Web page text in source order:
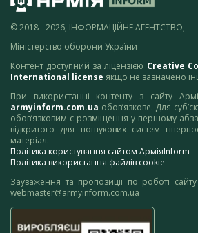
© 2018 - 2026, ІНФОРМАЦІЙНЕ АГЕНТСТВО,
Міністерство оборони України
Контент доступний за ліцензією Creative
International license якщо не зазначено
При використанні контенту з сайту
armyinform.com.ua обов’язкове. Для
обов’язковим є розміщення у першому
відкритого для пошукових систем
матеріал.
Політика користування сайтом АрміяInform
Політика використання файлів cookie
Зауваження та пропозиції по роботі
webmaster@armyinform.com.ua